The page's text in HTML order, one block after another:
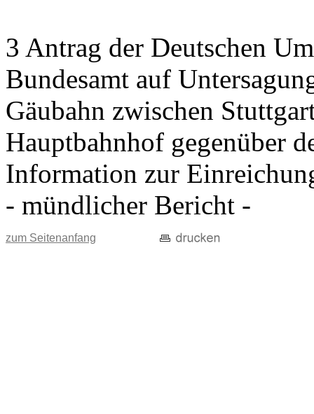
3 Antrag der Deutschen
Bundesamt auf
Gäubahn zwischen
Hauptbahnhof gegenüber
Information zur
- mündlicher Bericht -
zum Seitenanfang